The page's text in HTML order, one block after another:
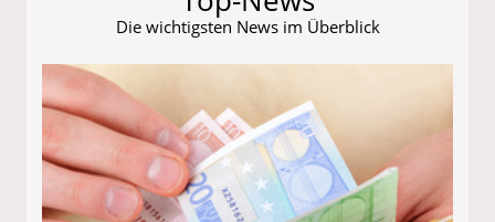
Die wichtigsten News im Überblick